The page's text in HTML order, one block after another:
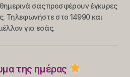
σας προσφέρουν έγκυρες
Τηλεφωνήστε στο 14990 και
για εσάς.
της ημέρας